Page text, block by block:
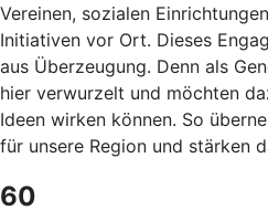
Vereinen, sozialen
Initiativen vor Ort. Dieses
aus Überzeugung. Denn als
hier verwurzelt und möchten
Ideen wirken können. So
für unsere Region und stärken
60